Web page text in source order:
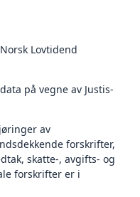
Lovtidend
på vegne av Justis-
av
forskrifter,
skatte-, avgifts- og
forskrifter er i